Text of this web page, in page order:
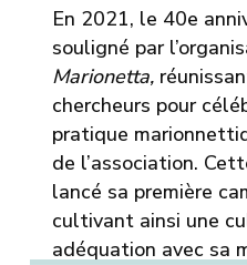
En 2021, le 40e
souligné par
Marionetta,
chercheurs pour
pratique
de l’association.
lancé sa première
cultivant ainsi une
adéquation avec sa